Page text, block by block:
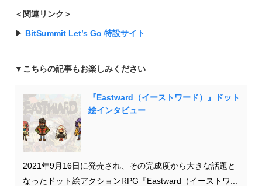
＜関連リンク＞
▶︎ BitSummit Let’s Go 特設サイト
▼こちらの記事もお楽しみください
『Eastward（イーストワード）』ドット
絵インタビュー
2021年9月16日に発売され、その完成度から大きな話題と
なったドット絵アクションRPG『Eastward（イーストワ...